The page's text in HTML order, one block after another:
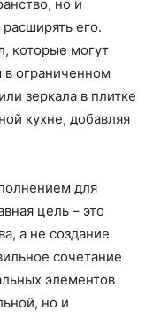
но и
его.
которые могут
в ограниченном
зеркала в плитке
кухне, добавляя
для
цель – это
а не создание
сочетание
элементов
но и